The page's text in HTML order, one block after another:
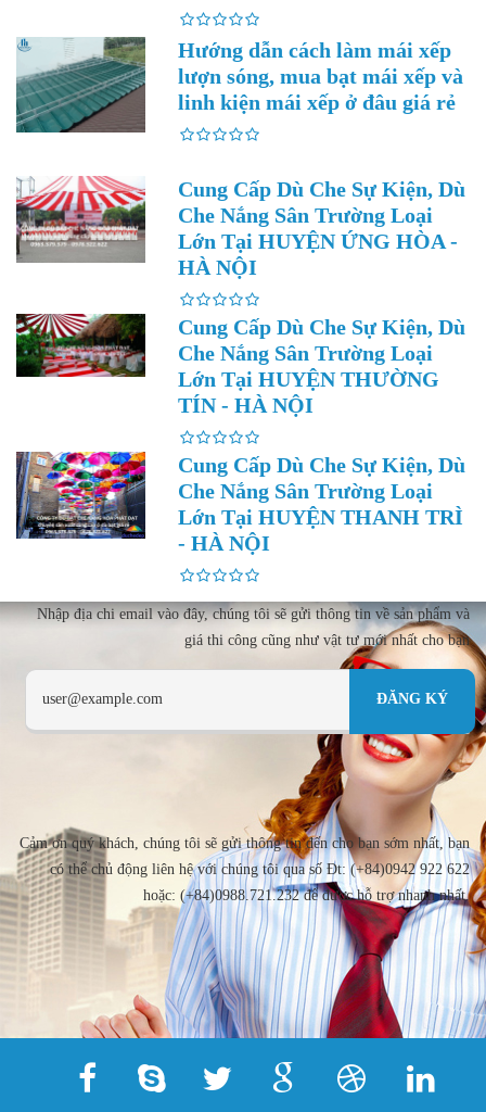
Hướng dẫn cách làm mái xếp
lượn sóng, mua bạt mái xếp và
linh kiện mái xếp ở đâu giá rẻ
Cung Cấp Dù Che Sự Kiện, Dù
Che Nắng Sân Trường Loại
Lớn Tại HUYỆN ỨNG HÒA -
HÀ NỘI
Cung Cấp Dù Che Sự Kiện, Dù
Che Nắng Sân Trường Loại
Lớn Tại HUYỆN THƯỜNG
TÍN - HÀ NỘI
Cung Cấp Dù Che Sự Kiện, Dù
Che Nắng Sân Trường Loại
Lớn Tại HUYỆN THANH TRÌ
- HÀ NỘI
Nhập địa chi email vào đây, chúng tôi sẽ gửi thông tin về sản phẩm và
giá thi công cũng như vật tư mới nhất cho bạn
Cảm ơn quý khách, chúng tôi sẽ gửi thông tin đến cho bạn sớm nhất, bạn
có thể chủ động liên hệ với chúng tôi qua số Đt: (+84)0942 922 622
hoặc: (+84)0988.721.232 để được hỗ trợ nhanh nhất.